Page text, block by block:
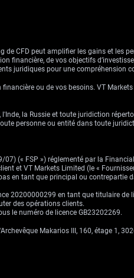
de CFD peut amplifier les gains et les
financière, de vos objectifs
juridiques pour une compréhension
ou de vos besoins. VT
la Russie et toute juridiction
personne ou entité dans toute
(« FSP ») réglementé par la
et VT Markets Limited (le «
en tant que principal ou contrepartie
20200000299 en tant que titulaire de
des opérations clients.
le numéro de licence GB23202269.
Makarios III, 160, étage 1,